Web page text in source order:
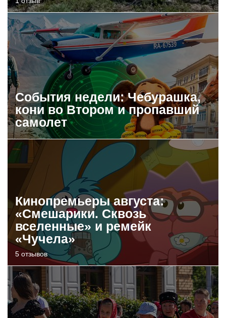
События недели: Чебурашка,
кони во Втором и пропавший
самолет
Кинопремьеры августа:
«Смешарики. Сквозь
вселенные» и ремейк
«Чучела»
5 отзывов